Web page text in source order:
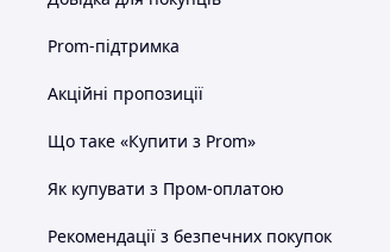
Prom-підтримка
Акційні пропозиції
Що таке «Купити з Prom»
Як купувати з Пром-оплатою
Рекомендації з безпечних покупок